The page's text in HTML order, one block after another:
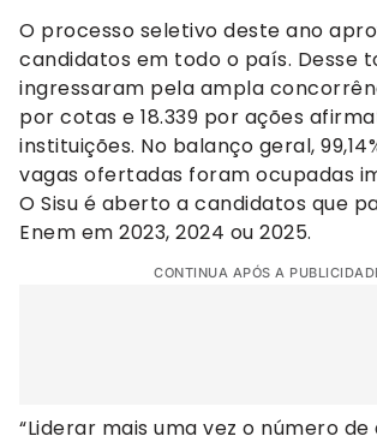
O processo seletivo deste ano
candidatos em todo o país. Desse
ingressaram pela ampla
por cotas e 18.339 por ações
instituições. No balanço geral,
vagas ofertadas foram ocupadas
O Sisu é aberto a candidatos que
Enem em 2023, 2024 ou 2025.
CONTINUA APÓS A
“Liderar mais uma vez o número